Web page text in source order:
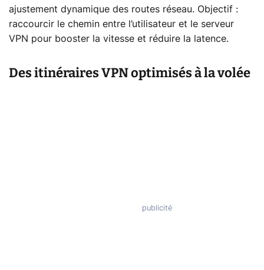
ajustement dynamique des routes réseau. Objectif :
raccourcir le chemin entre l’utilisateur et le serveur
VPN pour booster la vitesse et réduire la latence.
Des itinéraires VPN optimisés à la volée